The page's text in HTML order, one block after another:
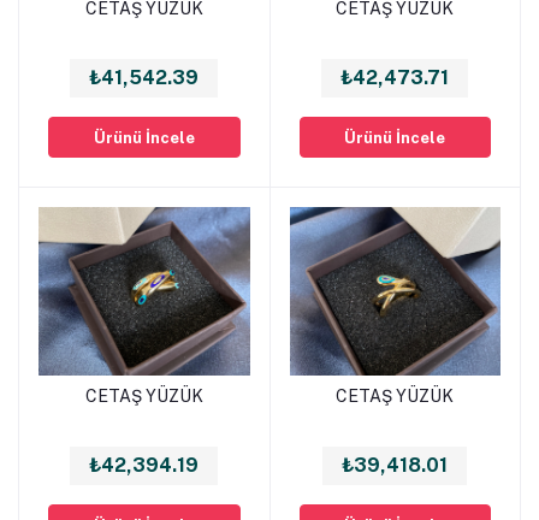
Sepete Ekle
CETAŞ YÜZÜK
₺41,542.39
Ürünü İncele
Sepete Ekle
CETAŞ YÜZÜK
₺42,473.71
Ürünü İncele
Sepete Ekle
CETAŞ YÜZÜK
₺42,394.19
Sepete Ekle
CETAŞ YÜZÜK
₺39,418.01